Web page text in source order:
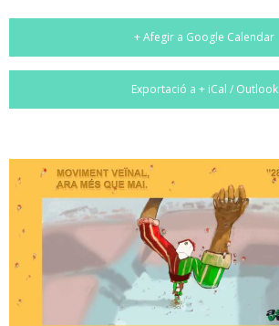
+ Afegir a Google Calendar
Exportació a + iCal / Outlook